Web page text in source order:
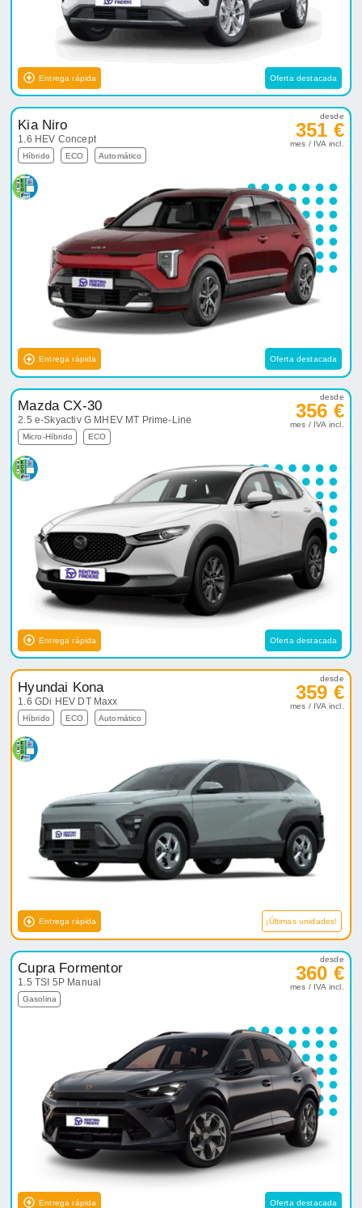
Entrega rápida Oferta destacada
Kia Niro
1.6 HEV Concept
Híbrido ECO Automático
desde
351 €
mes / IVA incl.
Entrega rápida Oferta destacada
Mazda CX-30
2.5 e-Skyactiv G MHEV MT Prime-Line
Micro-Híbrido ECO
desde
356 €
mes / IVA incl.
Entrega rápida Oferta destacada
Hyundai Kona
1.6 GDi HEV DT Maxx
Híbrido ECO Automático
desde
359 €
mes / IVA incl.
Entrega rápida ¡Últimas unidades!
Cupra Formentor
1.5 TSI 5P Manual
Gasolina
desde
360 €
mes / IVA incl.
Entrega rápida Oferta destacada